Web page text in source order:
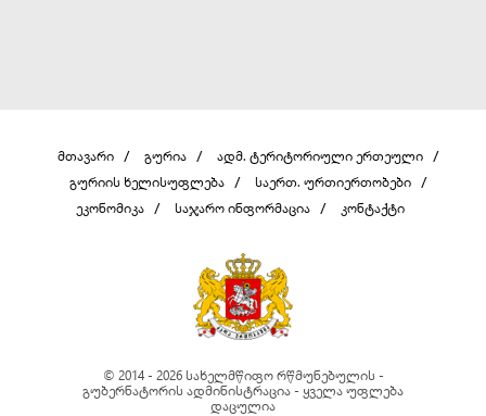
მთავარი გურია
ადმ. ტერიტორიული ერთეული
გურიის ხელისუფლება
საერთ. ურთიერთობები
ეკონომიკა
საჯარო ინფორმაცია კონტაქტი
© 2014 - 2026 სახელმწიფო რწმუნებულის -
გუბერნატორის ადმინისტრაცია - ყველა უფლება
დაცულია